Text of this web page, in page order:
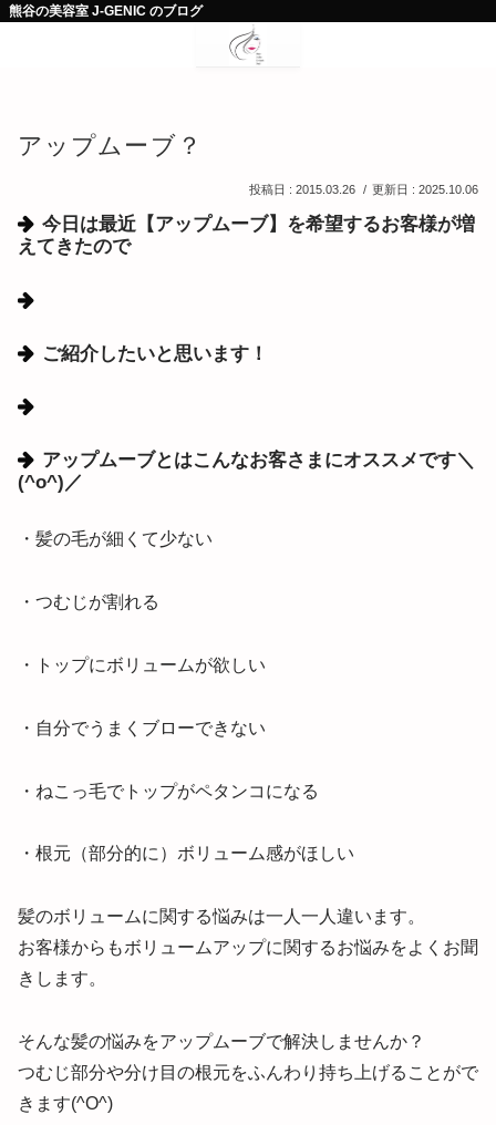
熊谷の美容室 J-GENIC のブログ
アップムーブ？
2015.03.26 2025.10.06
今日は最近【アップムーブ】を希望するお客様が増
えてきたので
ご紹介したいと思います！
アップムーブとはこんなお客さまにオススメです＼
(^o^)／
・髪の毛が細くて少ない
・つむじが割れる
・トップにボリュームが欲しい
・自分でうまくブローできない
・ねこっ毛でトップがペタンコになる
・根元（部分的に）ボリューム感がほしい
髪のボリュームに関する悩みは一人一人違います。
お客様からもボリュームアップに関するお悩みをよくお聞
きします。
そんな髪の悩みをアップムーブで解決しませんか？
つむじ部分や分け目の根元をふんわり持ち上げることがで
きます(^O^)